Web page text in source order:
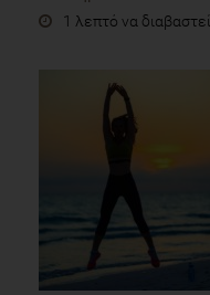
1 λεπτό να διαβαστεί